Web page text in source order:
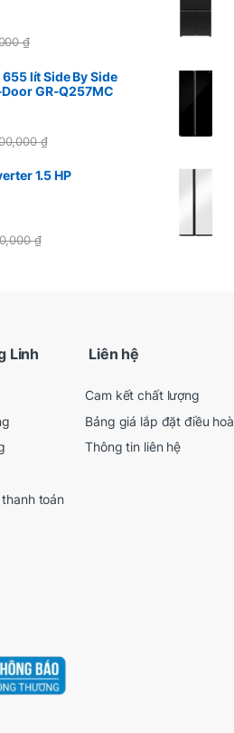
₫
lít Side By Side
GR-Q257MC
₫
1.5 HP
₫
Linh
toán
Liên hệ
Cam kết chất lượng
Bảng giá lắp đặt điều hoà
Thông tin liên hệ